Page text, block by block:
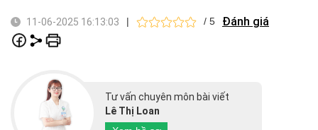
11-06-2025 16:13:03 | / 5 Đánh giá
Tư vấn chuyên môn bài viết
Lê Thị Loan